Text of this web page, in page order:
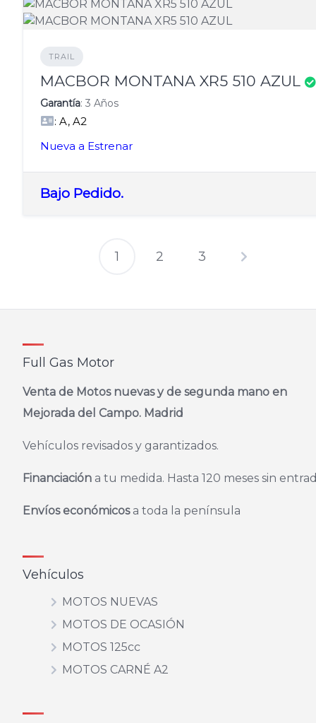
TRAIL
MACBOR MONTANA XR5 510 AZUL
Garantía: 3 Años
: A, A2
Nueva a Estrenar
Bajo Pedido.
Paginación
1 2 3
Full Gas Motor
Venta de Motos nuevas y de segunda mano en
Mejorada del Campo. Madrid
Vehículos revisados y garantizados.
Financiación a tu medida. Hasta 120 meses sin
Envíos económicosa toda la península
Vehículos
MOTOS NUEVAS
MOTOS DE OCASIÓN
MOTOS 125cc
MOTOS CARNÉ A2